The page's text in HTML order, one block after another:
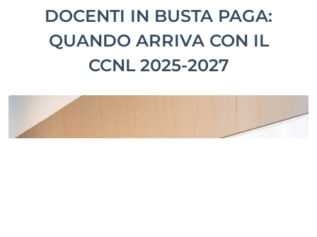
DOCENTI IN BUSTA PAGA:
QUANDO ARRIVA CON IL
CCNL 2025-2027